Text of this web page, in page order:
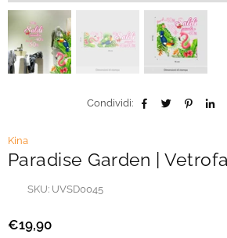
Condividi:
Kina
Paradise Garden |
SKU: UVSD0045
Prezzo
€19,90